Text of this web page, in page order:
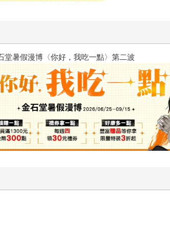
金石堂暑假漫博〈你好，我吃一點〉第二波